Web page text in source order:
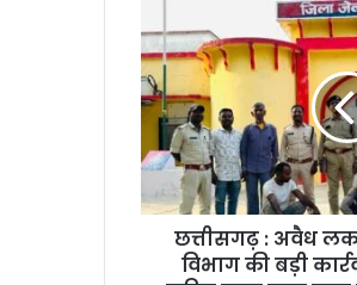
छत्तीसगढ़ : अवैध
विभाग की बड़ी